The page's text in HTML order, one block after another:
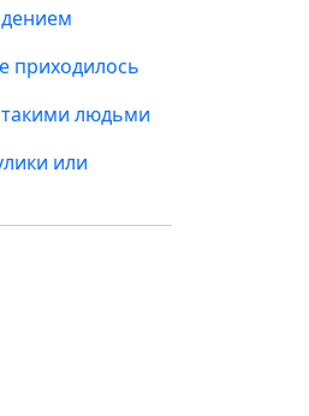
приходилось
людьми
или